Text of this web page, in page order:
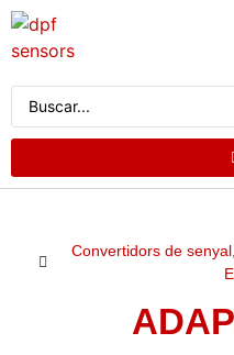
Convertidors de senyal